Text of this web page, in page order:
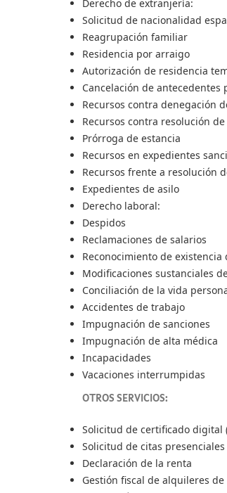
Derecho de extranjería:
Solicitud de nacionalidad
Reagrupación familiar
Residencia por arraigo
Autorización de residencia
Cancelación de antecedentes
Recursos contra denegación
Recursos contra resolución
Prórroga de estancia
Recursos en expedientes
Recursos frente a resolución
Expedientes de asilo
Derecho laboral:
Despidos
Reclamaciones de salarios
Reconocimiento de
Modificaciones sustanciales
Conciliación de la vida
Accidentes de trabajo
Impugnación de sanciones
Impugnación de alta médica
Incapacidades
Vacaciones interrumpidas
OTROS SERVICIOS:
Solicitud de certificado digital
Solicitud de citas
Declaración de la renta
Gestión fiscal de alquileres